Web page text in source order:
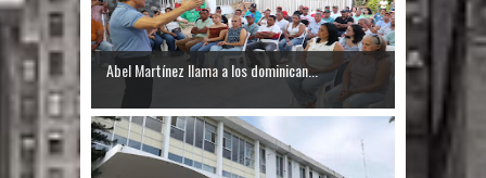
fin a la vida de personas con
enfermedades terminales
Abel Martínez llama a los dominican...